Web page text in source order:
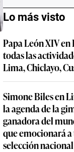
Lo más visto
Papa León XIV en
todas las
Lima, Chiclayo,
Simone Biles en
la agenda de la
ganadora del
que emocionará
selección nacional